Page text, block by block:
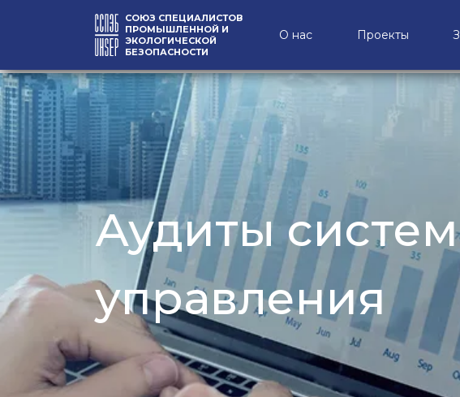
СОЮЗ СПЕЦИАЛИСТОВ
ПРОМЫШЛЕННОЙ И
ЭКОЛОГИЧЕСКОЙ
БЕЗОПАСНОСТИ
О нас Проекты
Аудиты систем
управления